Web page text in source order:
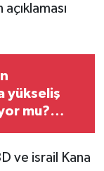
yükseliş
mu?
ve israil Kana